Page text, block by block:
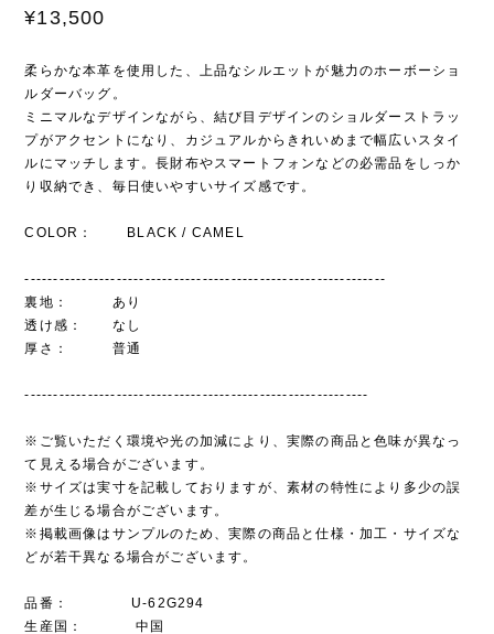
¥13,500
柔らかな本革を使用した、上品なシルエットが魅力のホーボーショ
ルダーバッグ。
ミニマルなデザインながら、結び目デザインのショルダーストラッ
プがアクセントになり、カジュアルからきれいめまで幅広いスタイ
ルにマッチします。長財布やスマートフォンなどの必需品をしっか
り収納でき、毎日使いやすいサイズ感です。
COLOR： BLACK / CAMEL
---------------------------------------------------------------
裏地： あり
透け感： なし
厚さ： 普通
------------------------------------------------------------
※ご覧いただく環境や光の加減により、実際の商品と色味が異なっ
て見える場合がございます。
※サイズは実寸を記載しておりますが、素材の特性により多少の誤
差が生じる場合がございます。
※掲載画像はサンプルのため、実際の商品と仕様・加工・サイズな
どが若干異なる場合がございます。
品番： U-62G294
生産国： 中国